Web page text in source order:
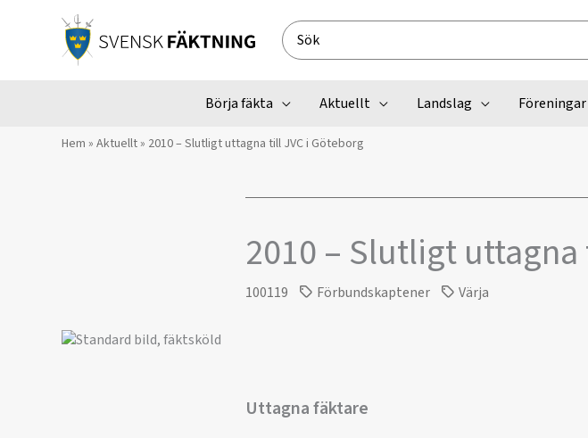
Search
for:
Börja fäkta Aktuellt Landslag Föreningar
Hem » Aktuellt» 2010 – Slutligt uttagna till JVC i Göteborg
2010 – Slutligt
100119 Förbundskaptener Värja
Uttagna fäktare